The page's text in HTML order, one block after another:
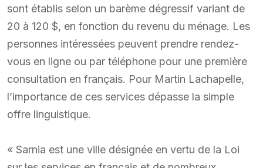
sont établis selon un barème dégressif variant de
20 à 120 $, en fonction du revenu du ménage. Les
personnes intéressées peuvent prendre rendez-
vous en ligne ou par téléphone pour une première
consultation en français. Pour Martin Lachapelle,
l’importance de ces services dépasse la simple
offre linguistique.
« Sarnia est une ville désignée en vertu de la Loi